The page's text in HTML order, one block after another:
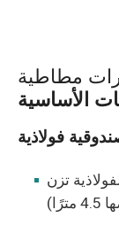
مطاطية
الأساسية
فولاذية
تزن